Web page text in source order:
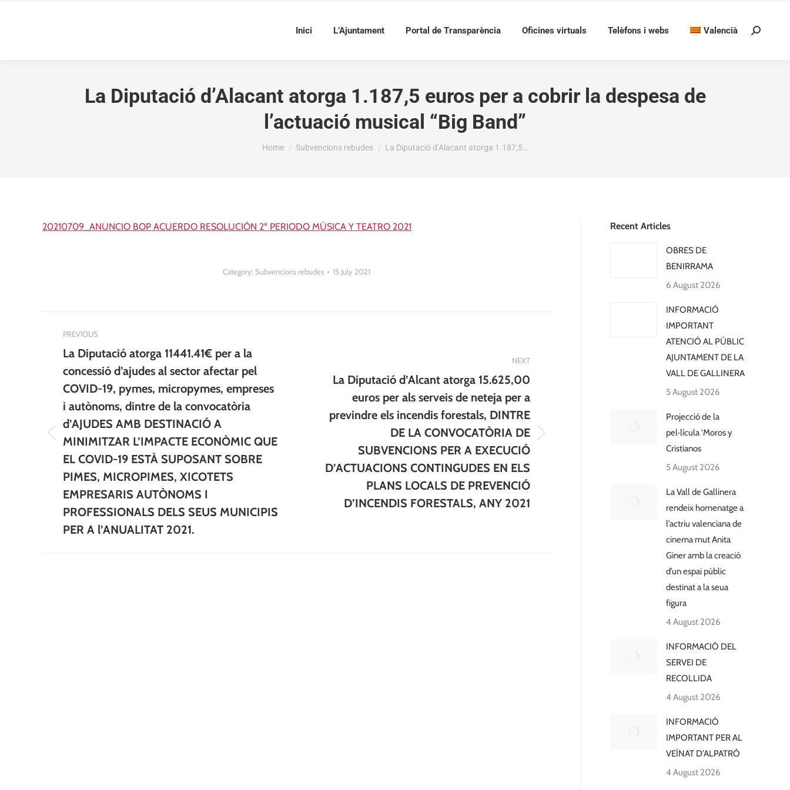
Inici L’Ajuntament Portal de Transparència Oficines virtuals Telèfons i webs Valencià Search:
La Diputació d’Alacant atorga 1.187,5 euros per a cobrir la despesa de
l’actuació musical “Big Band”
You are here:
Home Subvencions rebudes La Diputació d’Alacant atorga 1.187,5…
20210709_ANUNCIO BOP ACUERDO RESOLUCIÓN 2º PERIODO MÚSICA Y TEATRO 2021
Category: Subvencions rebudes 15 July 2021
navigation
PREVIOUS
Previous
post:
La Diputació atorga 11441.41€ per a la
concessió d’ajudes al sector afectar pel
COVID-19, pymes, micropymes, empreses
i autònoms, dintre de la convocatòria
d’AJUDES AMB DESTINACIÓ A
MINIMITZAR L’IMPACTE ECONÒMIC QUE
EL COVID-19 ESTÀ SUPOSANT SOBRE
PIMES, MICROPIMES, XICOTETS
EMPRESARIS AUTÒNOMS I
PROFESSIONALS DELS SEUS MUNICIPIS
PER A l’ANUALITAT 2021.
NEXT
La Diputació d’Alcant atorga 15.625,00
euros per als serveis de neteja per a
previndre els incendis forestals, DINTRE
DE LA CONVOCATÒRIA DE
SUBVENCIONS PER A EXECUCIÓ
D’ACTUACIONS CONTINGUDES EN ELS
PLANS LOCALS DE PREVENCIÓ
D’INCENDIS FORESTALS, ANY 2021
Recent Articles
OBRES DE
BENIRRAMA
6 August 2026
INFORMACIÓ
IMPORTANT
ATENCIÓ AL PÚBLIC
AJUNTAMENT DE LA
VALL DE GALLINERA
5 August 2026
Projecció de la
pel·lícula ‘Moros y
Cristianos
5 August 2026
La Vall de Gallinera
rendeix homenatge a
l’actriu valenciana de
cinema mut Anita
Giner amb la creació
d’un espai públic
destinat a la seua
figura
4 August 2026
INFORMACIÓ DEL
SERVEI DE
RECOLLIDA
4 August 2026
INFORMACIÓ
IMPORTANT PER AL
VEÏNAT D’ALPATRÓ
4 August 2026